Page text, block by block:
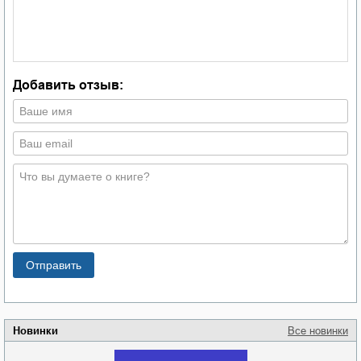
Новинки Все новинки
Добавить отзыв: